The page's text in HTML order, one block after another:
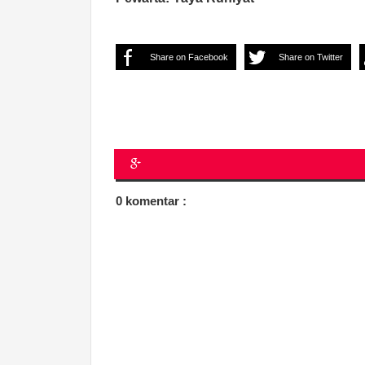
Share on Facebook Share on Twitter
0 komentar :